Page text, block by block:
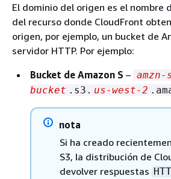
El dominio del origen es el nombre
del recurso donde CloudFront
origen, por ejemplo, un bucket de
servidor HTTP. Por ejemplo:
Bucket de Amazon S – amzn-
bucket .s3. us-west-2
nota
Si ha creado
S3, la distribución de
devolver respuestas